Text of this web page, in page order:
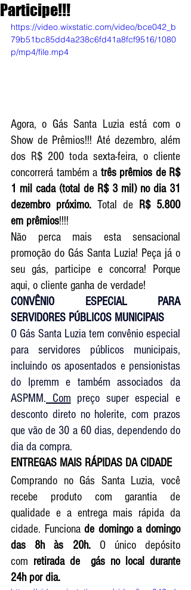
Participe!!!
https://video.wixstatic.com/video/bce042_b
79b51bc85dd4a238c6fd41a8fcf9516/1080
p/mp4/file.mp4
Agora, o Gás Santa Luzia está com o
Show de Prêmios!!! Até dezembro, além
dos R$ 200 toda sexta-feira, o cliente
concorrerá também a três prêmios de R$
1 mil cada (total de R$ 3 mil) no dia 31
dezembro próximo. Total de R$ 5.800
em prêmios!!!!
Não perca mais esta sensacional
promoção do Gás Santa Luzia! Peça já o
seu gás, participe e concorra! Porque
aqui, o cliente ganha de verdade!
CONVÊNIO ESPECIAL PARA
SERVIDORES PÚBLICOS MUNICIPAIS
O Gás Santa Luzia tem convênio especial
para servidores públicos municipais,
incluindo os aposentados e pensionistas
do Ipremm e também associados da
ASPMM. Com preço super especial e
desconto direto no holerite, com prazos
que vão de 30 a 60 dias, dependendo do
dia da compra.
ENTREGAS MAIS RÁPIDAS DA CIDADE
Comprando no Gás Santa Luzia, você
recebe produto com garantia de
qualidade e a entrega mais rápida da
cidade. Funciona de domingo a domingo
das 8h às 20h. O único depósito
com retirada de  gás no local durante
24h por dia.